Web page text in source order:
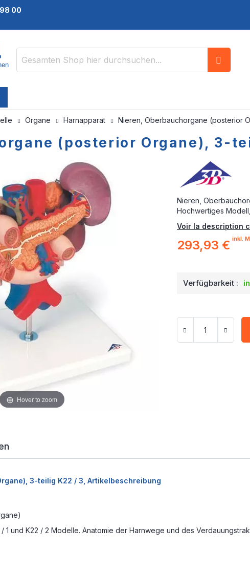
00
Organe Harnapparat Nieren, Oberbauchorgane (posterior
(posterior Organe), 3-
Nieren,
Hochwertiges
Voir la description
293,93 € inkl.
Verfügbarkeit :
Hover to zoom
3-teilig K22 / 3, Artikelbeschreibung
und K22 / 2 Modelle. Anatomie der Harnwege und des